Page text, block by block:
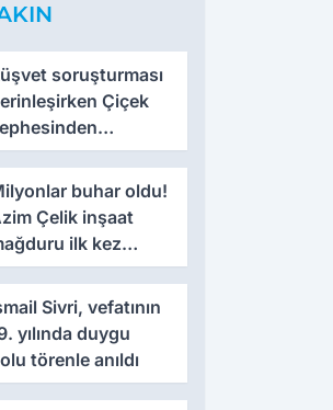
soruşturması
Çiçek
savunması
buhar oldu!
Çelik inşaat
ilk kez
Sivri, vefatının
yılında duygu
törenle anıldı